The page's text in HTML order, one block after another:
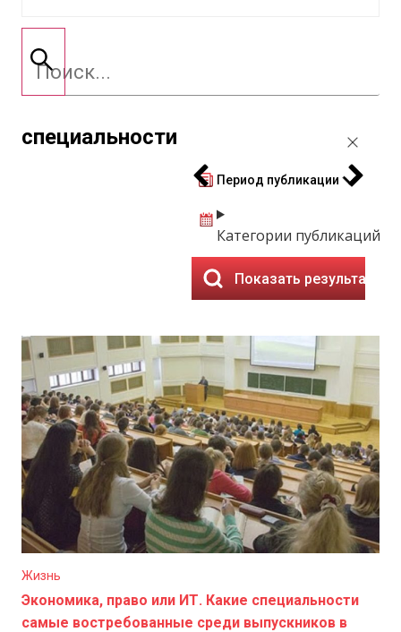
специальности
Период публикации
Категории публикаций
Показать результаты
Жизнь
Экономика, право или ИТ. Какие специальности
самые востребованные среди выпускников в